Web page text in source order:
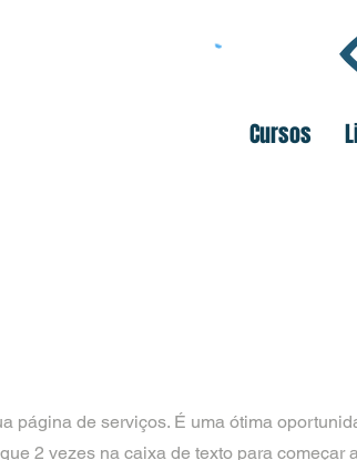
Cursos
página de serviços. É uma ótima
2 vezes na caixa de texto para